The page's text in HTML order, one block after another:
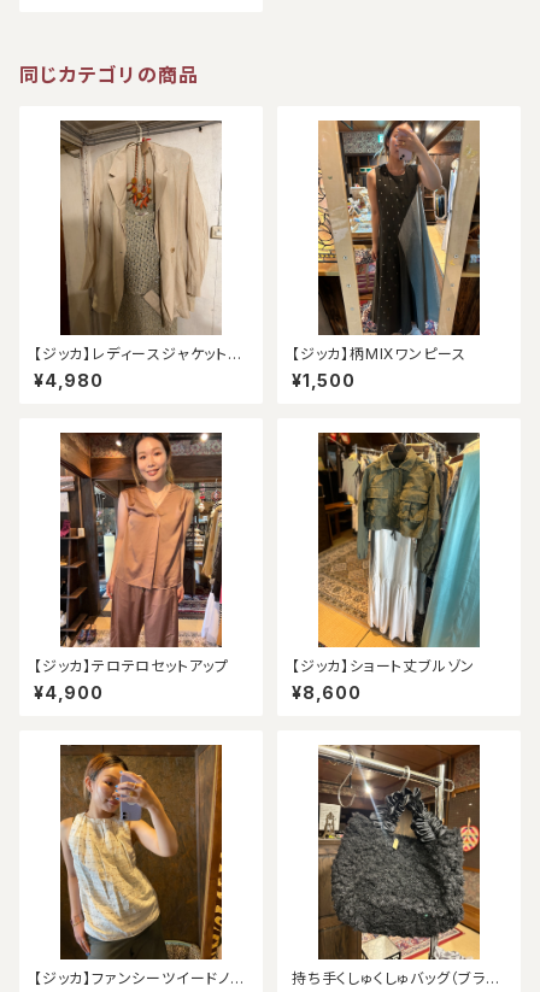
同じカテゴリの商品
【ジッカ】レディースジャケット
（アウトレット）
¥4,980
【ジッカ】柄MIXワンピース
¥1,500
【ジッカ】テロテロセットアップ
¥4,900
【ジッカ】ショート丈ブルゾン
¥8,600
【ジッカ】ファンシーツイードノー
持ち手くしゅくしゅバッグ（ブラッ